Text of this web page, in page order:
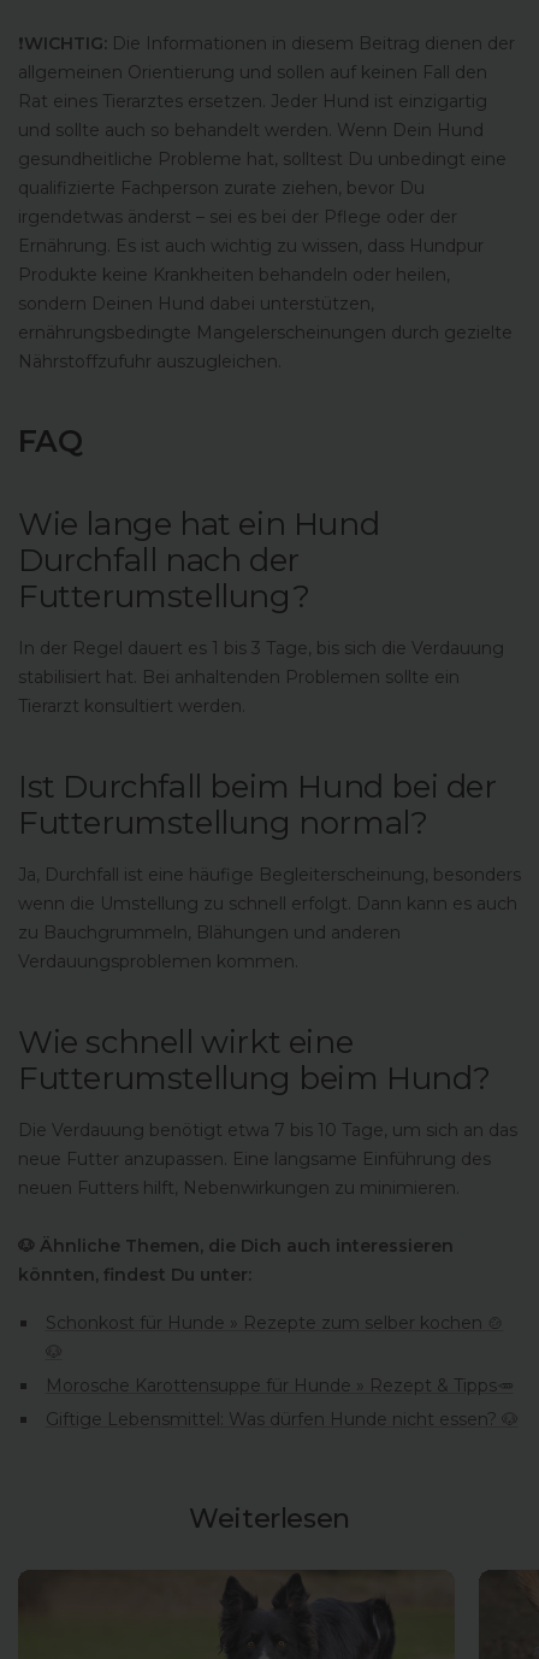
️❗WICHTIG: Die Informationen in diesem Beitrag dienen der
allgemeinen Orientierung und sollen auf keinen Fall den
Rat eines Tierarztes ersetzen. Jeder Hund ist einzigartig
und sollte auch so behandelt werden. Wenn Dein Hund
gesundheitliche Probleme hat, solltest Du unbedingt eine
qualifizierte Fachperson zurate ziehen, bevor Du
irgendetwas änderst – sei es bei der Pflege oder der
Ernährung. Es ist auch wichtig zu wissen, dass Hundpur
Produkte keine Krankheiten behandeln oder heilen,
sondern Deinen Hund dabei unterstützen,
ernährungsbedingte Mangelerscheinungen durch gezielte
Nährstoffzufuhr auszugleichen.
FAQ
Wie lange hat ein Hund
Durchfall nach der
Futterumstellung?
In der Regel dauert es 1 bis 3 Tage, bis sich die Verdauung
stabilisiert hat. Bei anhaltenden Problemen sollte ein
Tierarzt konsultiert werden.
Ist Durchfall beim Hund bei der
Futterumstellung normal?
Ja, Durchfall ist eine häufige Begleiterscheinung, besonders
wenn die Umstellung zu schnell erfolgt. Dann kann es auch
zu Bauchgrummeln, Blähungen und anderen
Verdauungsproblemen kommen.
Wie schnell wirkt eine
Futterumstellung beim Hund?
Die Verdauung benötigt etwa 7 bis 10 Tage, um sich an das
neue Futter anzupassen. Eine langsame Einführung des
neuen Futters hilft, Nebenwirkungen zu minimieren.
🐶 Ähnliche Themen, die Dich auch interessieren
könnten, findest Du unter:
Schonkost für Hunde » Rezepte zum selber kochen 🍲
🐶
Morosche Karottensuppe für Hunde » Rezept & Tipps🥕
Giftige Lebensmittel: Was dürfen Hunde nicht essen? 🐶
Weiterlesen